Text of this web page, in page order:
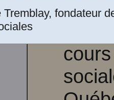
Tremblay, fondateur